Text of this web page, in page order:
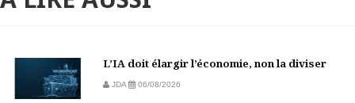
L’IA doit élargir l’économie, non la diviser
JDA 06/08/2026